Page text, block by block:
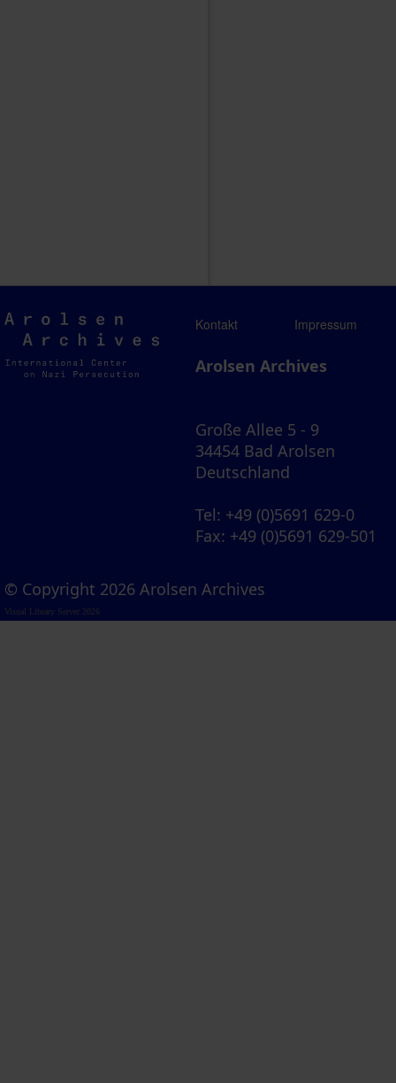
Arolsen
Archives
Kontakt Impressum
Arolsen Archives
Große Allee 5 - 9
34454 Bad Arolsen
Deutschland
Tel: +49 (0)5691 629-0
Fax: +49 (0)5691 629-501
© Copyright 2026 Arolsen Archives
Visual Library Server 2026